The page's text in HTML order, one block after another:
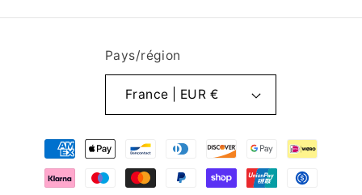
Pays/région
France | EUR €
Moyens
de
paiement